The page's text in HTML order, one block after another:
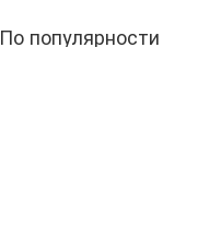
По популярности